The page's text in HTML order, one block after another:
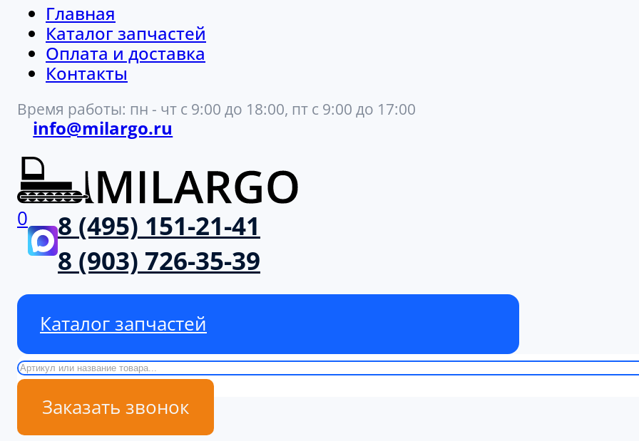
Главная
Каталог запчастей
Оплата и доставка
Контакты
Время работы: пн - чт с 9:00 до 18:00, пт с 9:00 до 17:00
info@milargo.ru
0
8 (495) 151-21-41
8 (903) 726-35-39
Каталог запчастей
Поиск
Заказать звонок